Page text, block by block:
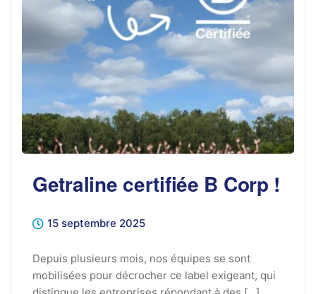
Getraline certifiée B Corp !
15 septembre 2025
Depuis plusieurs mois, nos équipes se sont
mobilisées pour décrocher ce label exigeant, qui